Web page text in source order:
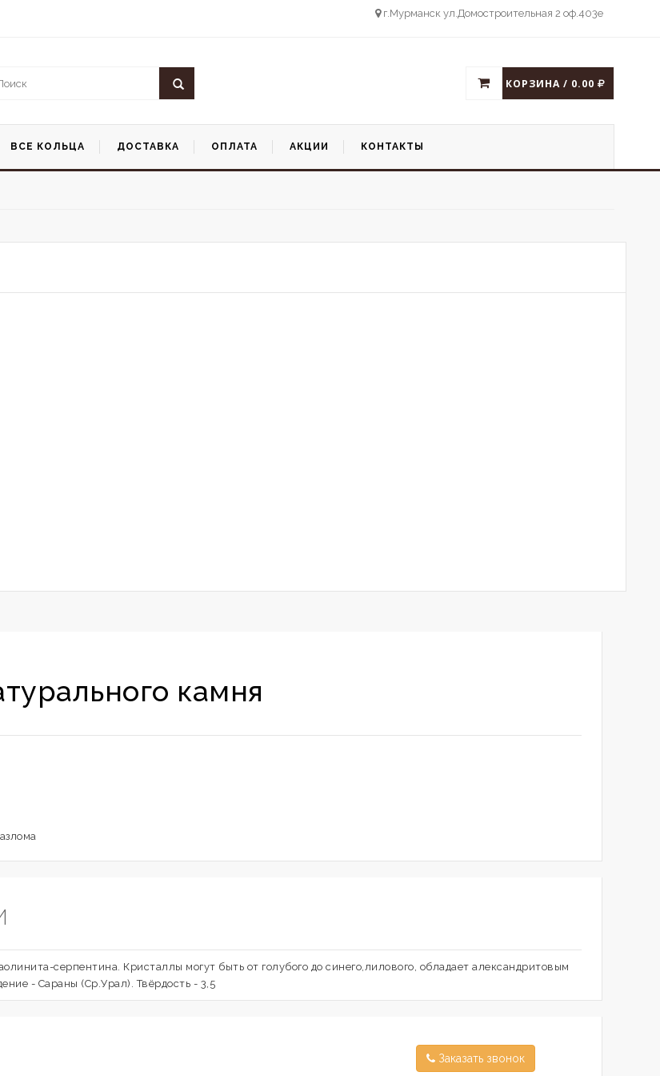
г.Мурманск ул.Домостроительная 2 оф.403е
КОРЗИНА / 0.00
ВСЕ КОЛЬЦА ДОСТАВКА ОПЛАТА АКЦИИ КОНТАКТЫ
камня
серпентина. Кристаллы могут быть от голубого до синего,лилового, обладает александритовым
- Сараны (Ср.Урал). Твёрдость - 3,5
Заказать звонок